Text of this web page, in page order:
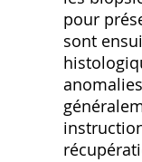
pour
sont